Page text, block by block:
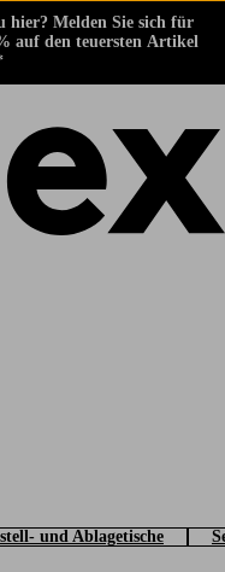
hier? Melden Sie sich für
auf den teuersten Artikel
gehen
und Ablagetische